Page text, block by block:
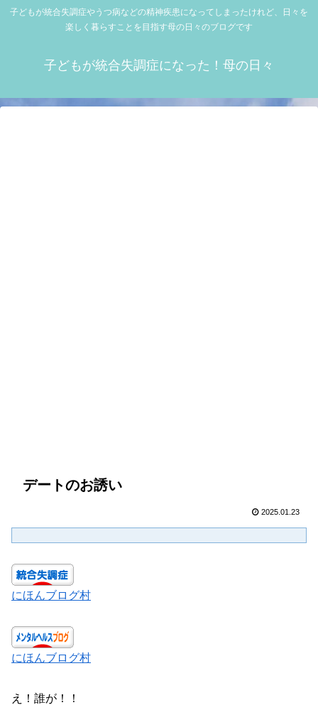
子どもが統合失調症やうつ病などの精神疾患になってしまったけれど、日々を
楽しく暮らすことを目指す母の日々のブログです
子どもが統合失調症になった！母の日々
デートのお誘い
2025.01.23
にほんブログ村
にほんブログ村
え！誰が！！